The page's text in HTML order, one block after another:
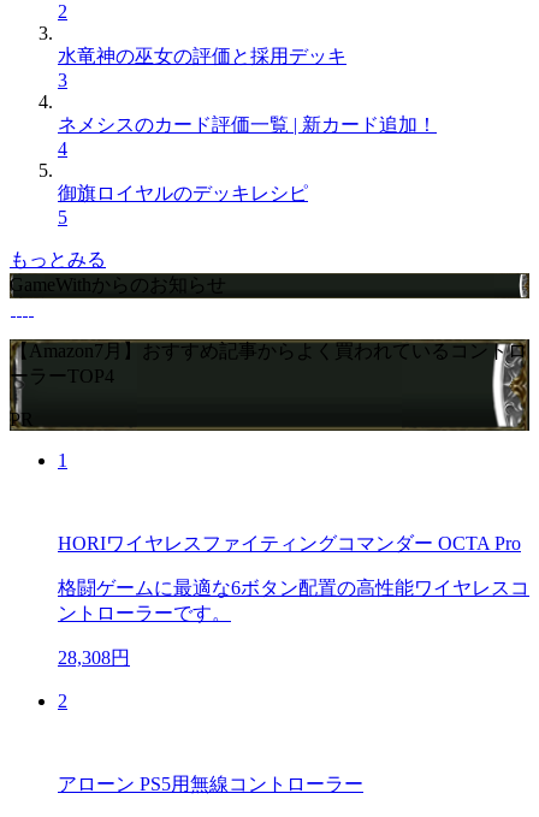
2
水竜神の巫女の評価と採用デッキ
3
ネメシスのカード評価一覧 | 新カード追加！
4
御旗ロイヤルのデッキレシピ
5
もっとみる
GameWithからのお知らせ
【Amazon7月】おすすめ記事からよく買われているコントロ
ーラーTOP4
PR
1
HORIワイヤレスファイティングコマンダー OCTA Pro
格闘ゲームに最適な6ボタン配置の高性能ワイヤレスコ
ントローラーです。
28,308円
2
アローン PS5用無線コントローラー